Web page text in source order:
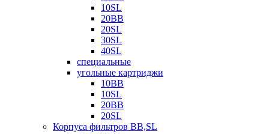
10SL
20BB
20SL
30SL
40SL
специальные
угольные картриджи
10BB
10SL
20BB
20SL
Корпуса фильтров BB,SL